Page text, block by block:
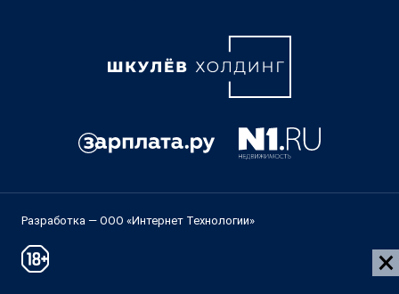
Разработка — ООО «Интернет Технологии»